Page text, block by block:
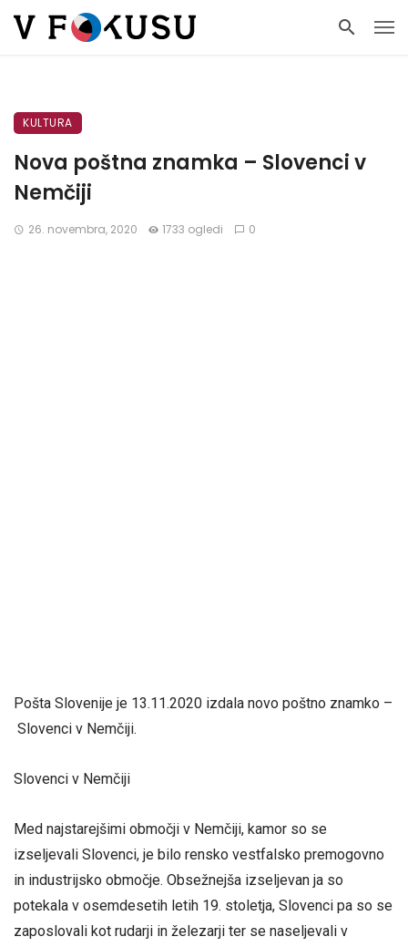
KULTURA
Nova poštna znamka – Slovenci v
Nemčiji
26. novembra, 2020 1733 ogledi 0
Pošta Slovenije je 13.11.2020 izdala novo poštno znamko –
Slovenci v Nemčiji.
Slovenci v Nemčiji
Med najstarejšimi območji v Nemčiji, kamor so se
izseljevali Slovenci, je bilo rensko vestfalsko premogovno
in industrijsko območje. Obsežnejša izseljevan ja so
potekala v osemdesetih letih 19. stoletja, Slovenci pa so se
zaposlovali kot rudarji in železarji ter se naseljevali v